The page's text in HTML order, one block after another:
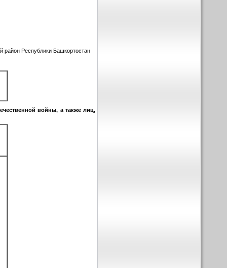
район Республики Башкортостан
войны, а также лиц,